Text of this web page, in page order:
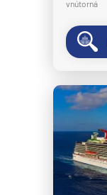
vnútorná